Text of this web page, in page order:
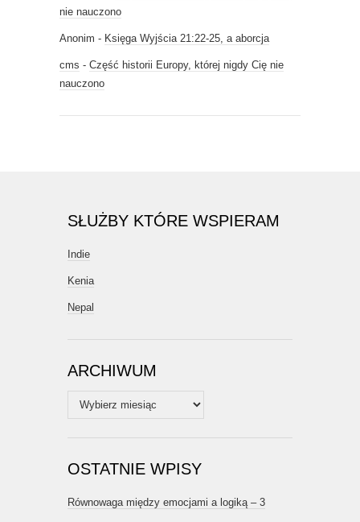
nie nauczono
Anonim - Księga Wyjścia 21:22-25, a aborcja
cms - Część historii Europy, której nigdy Cię nie
nauczono
SŁUŻBY KTÓRE WSPIERAM
Indie
Kenia
Nepal
ARCHIWUM
Archiwum
OSTATNIE WPISY
Równowaga między emocjami a logiką – 3